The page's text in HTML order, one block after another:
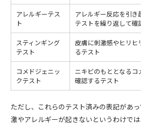
アレルギーテス
ト
アレルギー反応を引
テストを繰り返して確
スティンギング
テスト
皮膚に刺激感やヒリヒ
るテスト
コメドジェニッ
クテスト
ニキビのもととなる
確認するテスト
ただし、これらのテスト済みの表記があ
激やアレルギーが起きないというわけで